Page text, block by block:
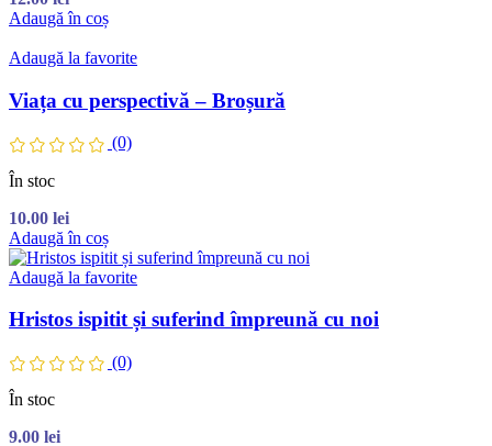
Adaugă în coș
Adaugă la favorite
Viața cu perspectivă – Broșură
(0)
În stoc
10.00 lei
Adaugă în coș
Adaugă la favorite
Hristos ispitit și suferind împreună cu noi
(0)
În stoc
9.00 lei